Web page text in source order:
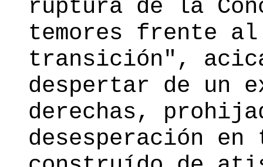
ruptura de la
temores frente
transición",
despertar de un
derechas,
desesperación